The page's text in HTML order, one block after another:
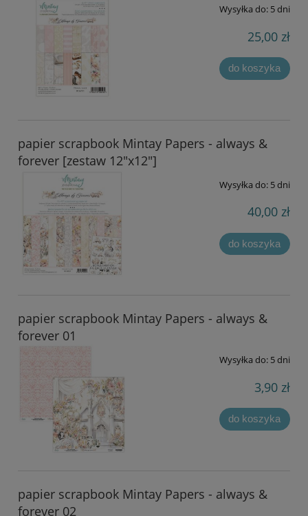
Wysyłka do: 5 dni
25,00 zł
do koszyka
papier scrapbook Mintay Papers - always &
forever [zestaw 12"x12"]
Wysyłka do: 5 dni
40,00 zł
do koszyka
papier scrapbook Mintay Papers - always &
forever 01
Wysyłka do: 5 dni
3,90 zł
do koszyka
papier scrapbook Mintay Papers - always &
forever 02